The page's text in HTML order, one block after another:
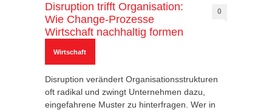
Disruption trifft Organisation:
Wie Change-Prozesse
Wirtschaft nachhaltig formen
0
Wirtschaft
Disruption verändert Organisationsstrukturen
oft radikal und zwingt Unternehmen dazu,
eingefahrene Muster zu hinterfragen. Wer in